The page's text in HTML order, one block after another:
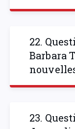
22.
Barbara
23.